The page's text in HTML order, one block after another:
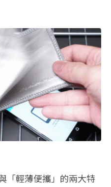
「輕薄便攜」的兩大特